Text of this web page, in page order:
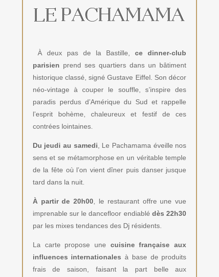
LE PACHAMAMA
À deux pas de la Bastille,ce dinner-club
parisien prend ses quartiers dans un bâtiment
historique classé, signé Gustave Eiffel. Son décor
néo-vintage à couper le souffle, s’inspire des
paradis perdus d’Amérique du Sud et rappelle
l’esprit bohème, chaleureux et festif de ces
contrées lointaines.
Du jeudi au samedi , Le Pachamama éveille nos
sens et se métamorphose en un véritable temple
de la fête où l’on vient dîner puis danser jusque
tard dans la nuit.
À partir de 20h00 , le restaurant offre une vue
imprenable sur le dancefloor endiablé dès 22h30
par les mixes tendances des Dj résidents.
La carte propose une cuisine française aux
influences internationales à base de produits
frais de saison, faisant la part belle aux